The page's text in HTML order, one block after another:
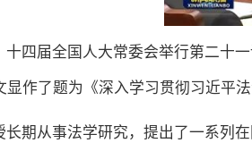
四届全国人大常委会举行第二十
显作了题为《深入学习贯彻习近平
期从事法学研究，提出了一系列